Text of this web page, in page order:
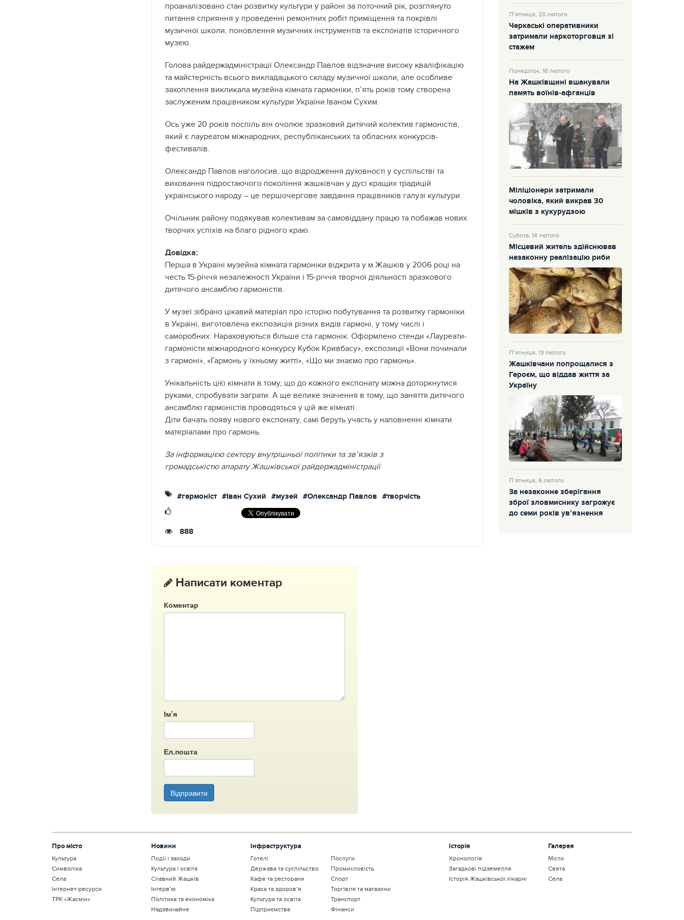
проаналізовано стан розвитку культури у районі за поточний рік, розглянуто
питання сприяння у проведенні ремонтних робіт приміщення та покрівлі
музичної школи, поновлення музичних інструментів та експонатів історичного
музею.
Голова райдержадміністрації Олександр Павлов відзначив високу кваліфікацію
та майстерність всього викладацького складу музичної школи, але особливе
захоплення викликала музейна кімната гармоніки, п’ять років тому створена
заслуженим працівником культури України Іваном Сухим.
Ось уже 20 років поспіль він очолює зразковий дитячий колектив гармоністів,
який є лауреатом міжнародних, республіканських та обласних конкурсів-
фестивалів.
Олександр Павлов наголосив, що відродження духовності у суспільстві та
виховання підростаючого покоління жашківчан у дусі кращих традицій
українського народу – це першочергове завдання працівників галузі культури.
Очільник району подякував колективам за самовіддану працю та побажав нових
творчих успіхів на благо рідного краю.
Довідка:
Перша в Україні музейна кімната гармоніки відкрита у м.Жашків у 2006 році на
честь 15-річчя незалежності України і 15-річчя творчої діяльності зразкового
дитячого ансамблю гармоністів.
У музеї зібрано цікавий матеріал про історію побутування та розвитку гармоніки
в Україні, виготовлена експозиція різних видів гармоні, у тому числі і
саморобних. Нараховуються більше ста гармонік. Оформлено стенди «Лауреати-
гармоністи міжнародного конкурсу Кубок Кривбасу», експозиції «Вони починали
з гармоні», «Гармонь у їхньому житті», «Що ми знаємо про гармонь».
Унікальність цієї кімнати в тому, що до кожного експонату можна доторкнутися
руками, спробувати заграти. А ще велике значення в тому, що заняття дитячого
ансамблю гармоністів проводяться у цій же кімнаті.
Діти бачать появу нового експонату, самі беруть участь у наповненні кімнати
матеріалами про гармонь.
За інформацією сектору внутрішньої політики та зв’язків з
громадськістю апарату Жашківської райдержадміністрації
#гармоніст #Іван Сухий #музей #Олександр Павлов #творчість
888
Написати коментар
Коментар
Ім’я
Ел.пошта
Відправити
П’ятниця, 20 лютого
Черкаські оперативники
затримали наркоторговця зі
стажем
Понеділок, 16 лютого
На Жашківщині вшанували
память воїнів-афганців
Міліціонери затримали
чоловіка, який викрав 30
мішків з кукурудзою
Субота, 14 лютого
Місцевий житель здійснював
незаконну реалізацію риби
П’ятниця, 13 лютого
Жашківчани попрощалися з
Героєм, що віддав життя за
Україну
П’ятниця, 6 лютого
За незаконне зберігання
зброї зловмиснику загрожує
до семи років ув’язнення
Про місто
Культура
Символіка
Села
Інтернет-ресурси
ТРК «Жасмін»
Новини
Події і заходи
Культура і освіта
Славний Жашків
Інтерв’ю
Політика та економіка
Надзвичайне
Інфраструктура
Готелі
Держава та суспільство
Кафе та ресторани
Краса та здоров’я
Культура та освіта
Підприємства
Послуги
Промисловість
Спорт
Торгівля та магазини
Транспорт
Фінанси
Історія
Хронологія
Загадкові підземелля
Історія Жашківської лікарні
Галерея
Місто
Свята
Села